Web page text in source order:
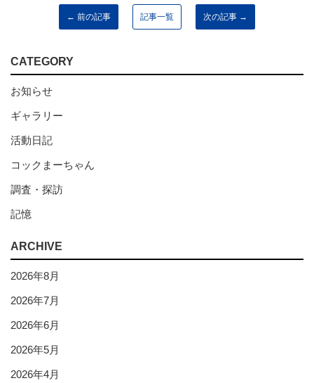
← 前の記事 記事一覧 次の記事 →
CATEGORY
お知らせ
ギャラリー
活動日記
コックまーちゃん
調査・探訪
記憶
ARCHIVE
2026年8月
2026年7月
2026年6月
2026年5月
2026年4月